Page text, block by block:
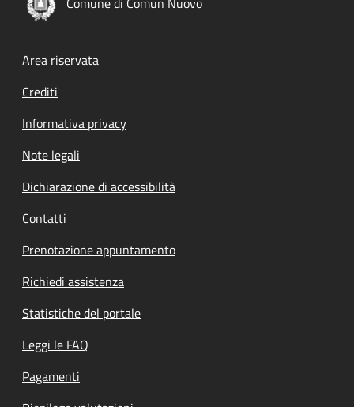
Footer menu
Area riservata
Crediti
Informativa privacy
Note legali
Dichiarazione di accessibilità
Contatti
Prenotazione appuntamento
Richiedi assistenza
Statistiche del portale
Leggi le FAQ
Pagamenti